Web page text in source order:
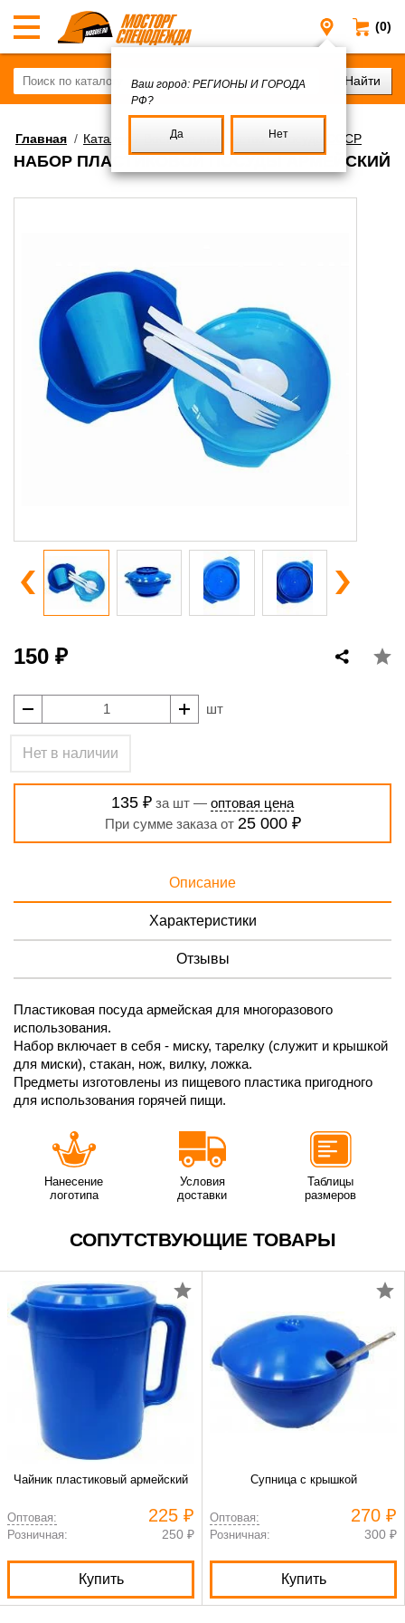
(0)
Регионы
Ваш город: РЕГИОНЫ И ГОРОДА
РФ?
Да Нет
Главная / Каталог Военное имущество /Посуда СССР
НАБОР ПЛАСТИКОВОЙ ПОСУДЫ АРМЕЙСКИЙ
150 ₽
шт
Нет в наличии
135 ₽ за шт — оптовая цена
При сумме заказа от 25 000 ₽
Описание
Характеристики
Отзывы
Пластиковая посуда армейская для многоразового
использования.
Набор включает в себя - миску, тарелку (служит и крышкой
для миски), стакан, нож, вилку, ложка.
Предметы изготовлены из пищевого пластика пригодного
для использования горячей пищи.
Нанесение
логотипа
Условия
доставки
Таблицы
размеров
СОПУТСТВУЮЩИЕ ТОВАРЫ
Чайник пластиковый армейский
Оптовая: 225 ₽
Розничная: 250 ₽
Купить
Супница с крышкой
Оптовая: 270 ₽
Розничная: 300 ₽
Купить